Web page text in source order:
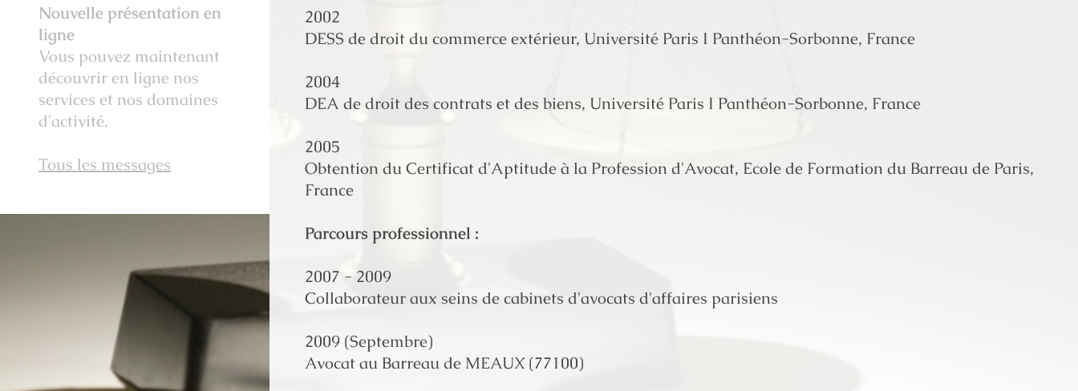
2002
DESS de droit du commerce extérieur, Université Paris I Panthéon-Sorbonne, France
2004
DEA de droit des contrats et des biens, Université Paris I Panthéon-Sorbonne, France
2005
Obtention du Certificat d'Aptitude à la Profession d'Avocat, Ecole de Formation du Barreau de Paris,
France
Parcours professionnel :
2007 - 2009
Collaborateur aux seins de cabinets d'avocats d'affaires parisiens
2009 (Septembre)
Avocat au Barreau de MEAUX (77100)
Nouvelle présentation en
ligne
Vous pouvez maintenant
découvrir en ligne nos
services et nos domaines
d'activité.
Tous les messages